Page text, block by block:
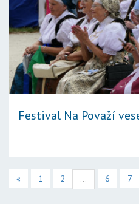
Festival Na Považí
« 1 2 ... 6 7